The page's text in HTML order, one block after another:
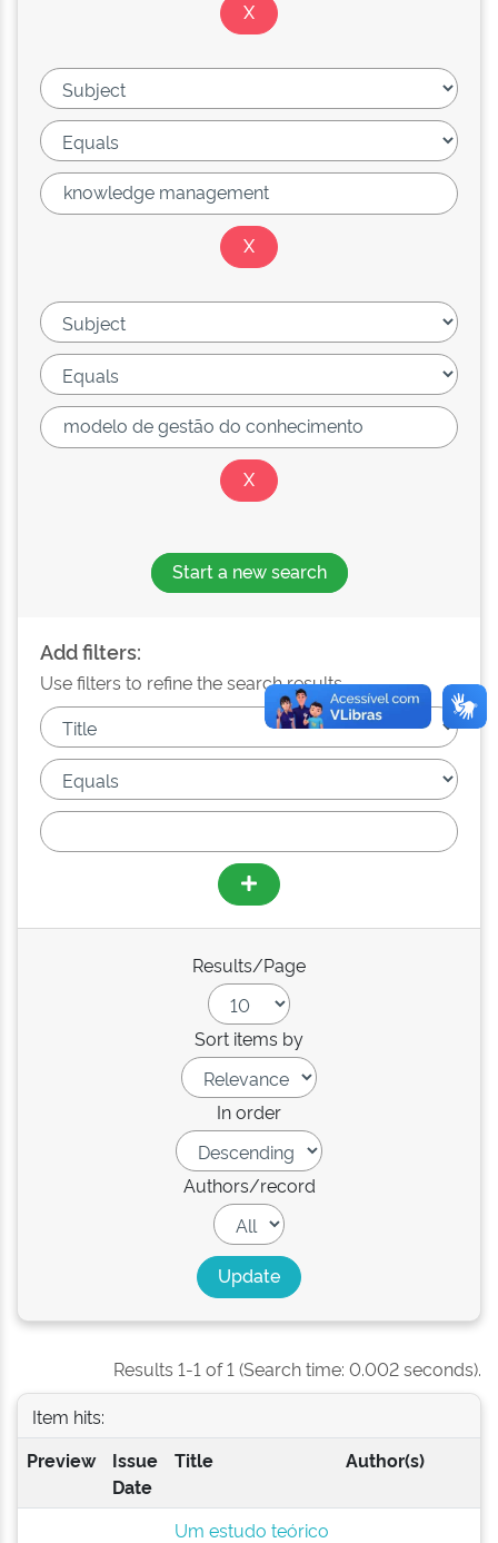
Start a new search
Add filters:
Use filters to refine the search results.
Results/Page
Sort items by
In order
Authors/record
Results 1-1 of 1 (Search time: 0.002 seconds).
Item hits:
Preview
Issue
Date
Title Author(s)
Um estudo teórico